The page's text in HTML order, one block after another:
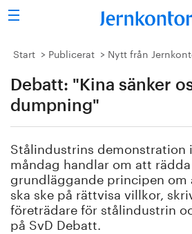
Sök
Stålindustrin
Vision 2050
Energi/miljö
Vi tycker
Publicerat
Start Publicerat Nytt från
Debatt: "Kina sänker
dumpning"
Stålindustrins demonstration
måndag handlar om att
grundläggande principen om
ska ske på rättvisa villkor,
företrädare för stålindustrin
på SvD Debatt.